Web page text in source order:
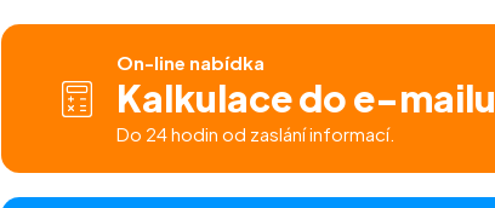
On-line nabídka
Kalkulace do e-mailu
Do 24 hodin od zaslání informací.